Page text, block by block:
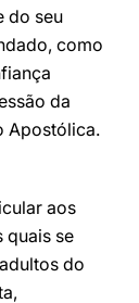
do seu
como
da
Apostólica.
aos
quais se
do